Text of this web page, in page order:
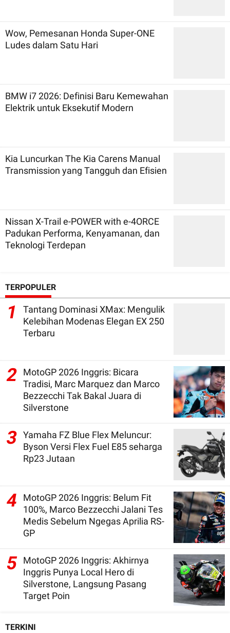
Wow, Pemesanan Honda Super-ONE
Ludes dalam Satu Hari
BMW i7 2026: Definisi Baru Kemewahan
Elektrik untuk Eksekutif Modern
Kia Luncurkan The Kia Carens Manual
Transmission yang Tangguh dan Efisien
Nissan X-Trail e-POWER with e-4ORCE
Padukan Performa, Kenyamanan, dan
Teknologi Terdepan
TERPOPULER
1
Tantang Dominasi XMax: Mengulik
Kelebihan Modenas Elegan EX 250
Terbaru
2
MotoGP 2026 Inggris: Bicara
Tradisi, Marc Marquez dan Marco
Bezzecchi Tak Bakal Juara di
Silverstone
3 Yamaha FZ Blue Flex Meluncur:
Byson Versi Flex Fuel E85 seharga
Rp23 Jutaan
4
MotoGP 2026 Inggris: Belum Fit
100%, Marco Bezzecchi Jalani Tes
Medis Sebelum Ngegas Aprilia RS-
GP
5 MotoGP 2026 Inggris: Akhirnya
Inggris Punya Local Hero di
Silverstone, Langsung Pasang
Target Poin
TERKINI